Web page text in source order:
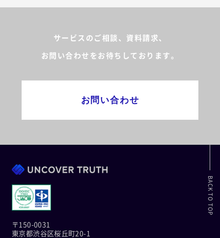
サービスのご相談、資料請求、
お問い合わせをお待ちしております。
お問い合わせ
〒150-0031
東京都渋谷区桜丘町20-1
BACK TO TOP